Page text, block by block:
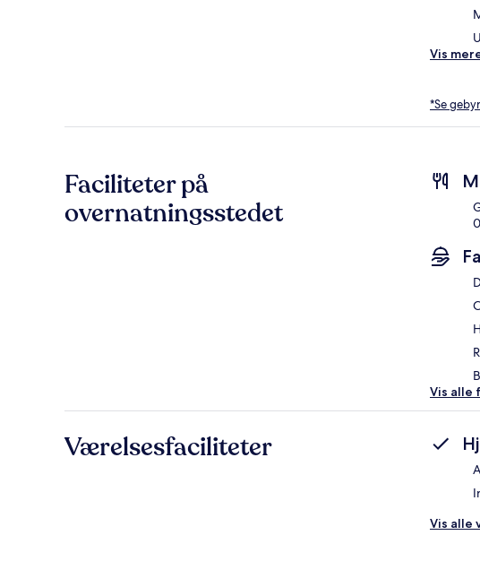
Vis
*Se
Faciliteter på
overnatningsstedet
Vis alle
Værelsesfaciliteter
Vis alle